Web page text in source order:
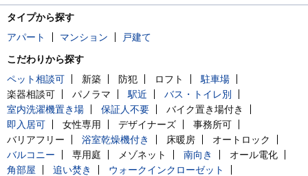
タイプから探す
アパート
マンション
戸建て
こだわりから探す
ペット相談可
新築 防犯 ロフト
駐車場
楽器相談可
パノラマ 駅近
バス・トイレ別
室内洗濯機置き場
保証人不要
バイク置き場付き
即入居可
女性専用 デザイナーズ
事務所可
バリアフリー
浴室乾燥機付き 床暖房
オートロック
バルコニー
専用庭 メゾネット 南向き
オール電化
角部屋
追い焚き
ウォークインクローゼット